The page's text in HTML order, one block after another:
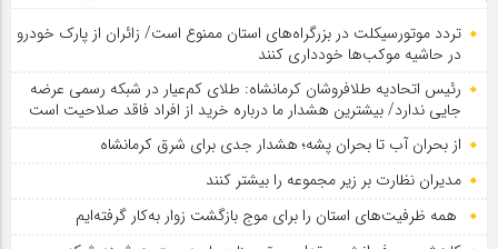
تردد موتورسیکلت در بزرگراه‌های استان ممنوع است/ زائران از پارک خودرو
در حاشیه موکب‌ها خودداری کنند
رئیس اتحادیه طلافروشان کرمانشاه: طلای کم‌عیار در شبکه رسمی عرضه
جایی ندارد/ بیشترین هشدار ما درباره خرید از افراد فاقد صلاحیت است
از بحران آب تا بحران پشه؛ هشدار جدی برای شرق کرمانشاه
مدیران نظارت بر زیر مجموعه را بیشتر کنند
همه ظرفیت‌های استان را برای موج بازگشت زوار به‌کار گرفته‌ایم